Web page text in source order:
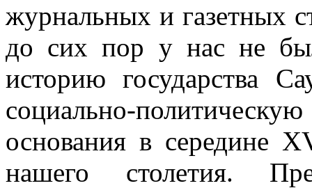
журнальных и газетных
до сих пор у нас не
историю государства
социально-
основания в середине Х
нашего столетия.